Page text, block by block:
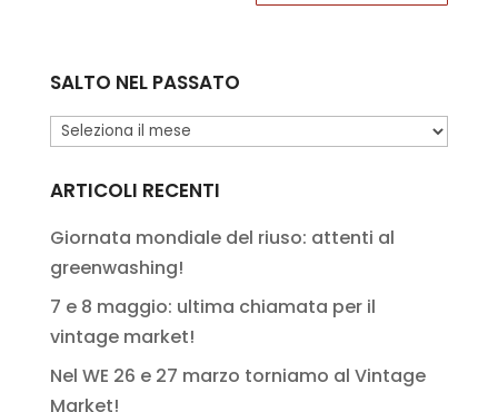
SALTO NEL PASSATO
Salto
passato
ARTICOLI RECENTI
Giornata mondiale del riuso: attenti al
greenwashing!
7 e 8 maggio: ultima chiamata per il
vintage market!
Nel WE 26 e 27 marzo torniamo al Vintage
Market!